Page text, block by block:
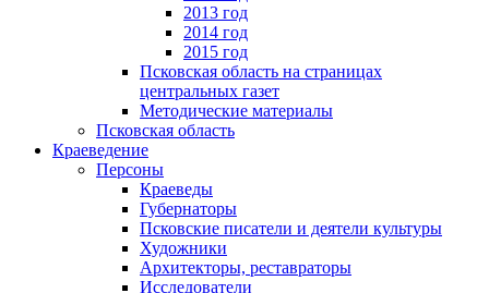
2013 год
2014 год
2015 год
Псковская область на страницах
центральных газет
Методические материалы
Псковская область
Краеведение
Персоны
Краеведы
Губернаторы
Псковские писатели и деятели культуры
Художники
Архитекторы, реставраторы
Исследователи